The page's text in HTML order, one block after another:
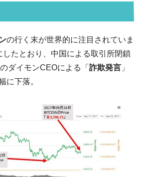
ディアが「韓国政府と李在明が吊る
では」とほのめかす。
月･物価指数「2.8％」に低下 ⇒ 実は
暑でソウル市全域「猛暑重大警報」
干ばつ対処状況点検会議」
市場再挑戦中】韓国『現代自動車』
ほぼ半分「71台」しか売れなかっ
信用赦免を何回やっても、何回やっ
したのに60万人がまた延滞者に転
の行く末が世界的に注目されていま
したとおり、中国による取引所閉鎖
ダイモンCEOによる「 詐欺発言 」
に下落。